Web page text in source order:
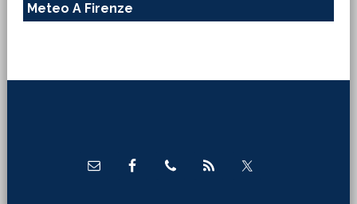
Meteo A Firenze